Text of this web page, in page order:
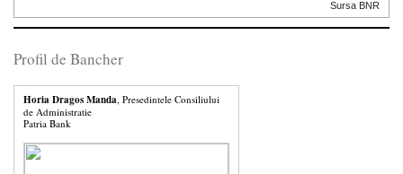
Sursa BNR
Profil de Bancher
Horia Dragos Manda , Presedintele Consiliului
de Administratie
Patria Bank